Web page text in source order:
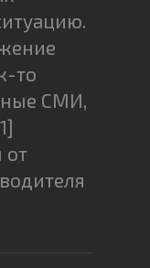
то
СМИ,
от